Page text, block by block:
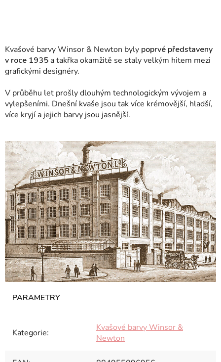
Kvašové barvy Winsor & Newton byly poprvé představeny
v roce 1935 a takřka okamžitě se staly velkým hitem mezi
grafickými designéry.
V průběhu let prošly dlouhým technologickým vývojem a
vylepšeními. Dnešní kvaše jsou tak více krémovější, hladší,
více kryjí a jejich barvy jsou jasnější.
Kategorie:
Kvašové barvy Winsor &
Newton